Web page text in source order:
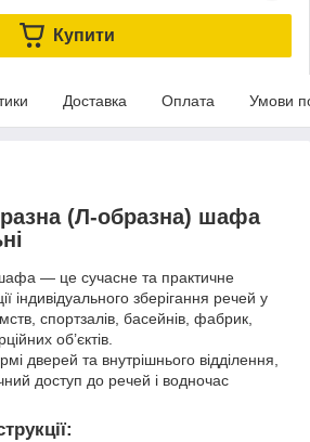
Купити
Доставка Оплата Умови
(Л-образна) шафа
— це сучасне та практичне
індивідуального зберігання речей у
спортзалів, басейнів, фабрик,
об’єктів.
дверей та внутрішнього відділення,
доступ до речей і водночас